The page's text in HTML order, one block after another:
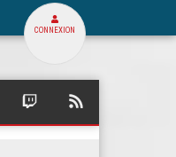
CONNEXION
SQUARE SQUARE